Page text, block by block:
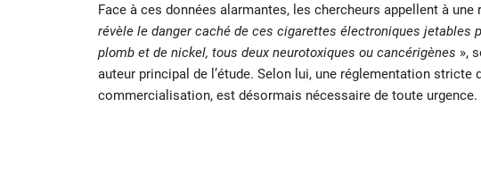
Face à ces données alarmantes, les chercheurs appellent à
révèle le danger caché de ces cigarettes électroniques jetables
plomb et de nickel, tous deux neurotoxiques ou cancérigènes »,
auteur principal de l’étude. Selon lui, une réglementation
commercialisation, est désormais nécessaire de toute urgence.